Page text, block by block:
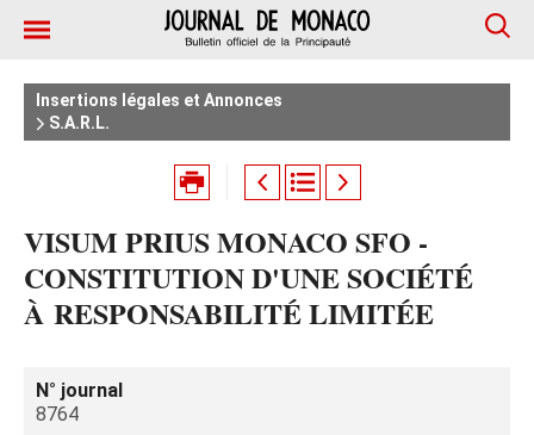
Insertions légales et Annonces
S.A.R.L.
VISUM PRIUS MONACO SFO -
CONSTITUTION D'UNE SOCIÉTÉ
À RESPONSABILITÉ LIMITÉE
N° journal
8764